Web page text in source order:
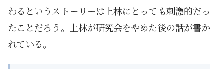
わるというストーリーは上林にとっても刺激的だっ
たことだろう。上林が研究会をやめた後の話が書か
れている。